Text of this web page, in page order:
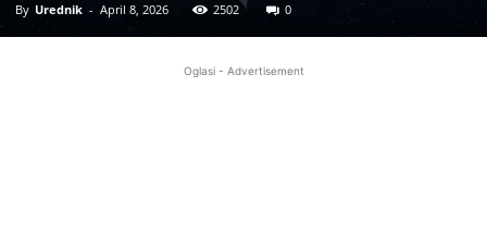
By Urednik - April 8, 2026 2502 0
Oglasi - Advertisement